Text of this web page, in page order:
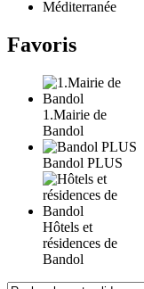
Favoris
1.Mairie de
Bandol
Bandol PLUS
Hôtels et
résidences de
Bandol